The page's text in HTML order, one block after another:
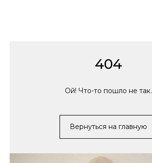
404
Ой! Что-то пошло не так.
Вернуться на главную